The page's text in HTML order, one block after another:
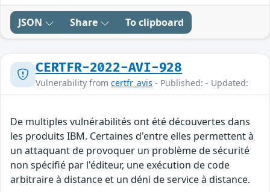
JSON Share To clipboard
CERTFR-2022-AVI-928
Vulnerability from certfr_avis - Published: - Updated:
De multiples vulnérabilités ont été découvertes dans
les produits IBM. Certaines d'entre elles permettent à
un attaquant de provoquer un problème de sécurité
non spécifié par l'éditeur, une exécution de code
arbitraire à distance et un déni de service à distance.